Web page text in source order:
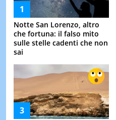
Notte San Lorenzo, altro
che fortuna: il falso mito
sulle stelle cadenti che non
sai